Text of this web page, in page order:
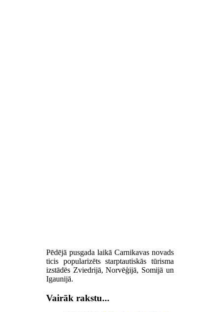
Pēdējā pusgada laikā Carnikavas novads
ticis popularizēts starptautiskās tūrisma
izstādēs Zviedrijā, Norvēģijā, Somijā un
Igaunijā.
Vairāk rakstu...